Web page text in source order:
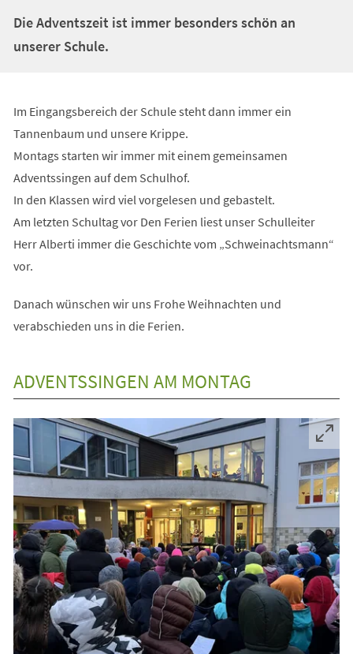
Die Adventszeit ist immer besonders schön an
unserer Schule.
Im Eingangsbereich der Schule steht dann immer ein
Tannenbaum und unsere Krippe.
Montags starten wir immer mit einem gemeinsamen
Adventssingen auf dem Schulhof.
In den Klassen wird viel vorgelesen und gebastelt.
Am letzten Schultag vor Den Ferien liest unser Schulleiter
Herr Alberti immer die Geschichte vom „Schweinachtsmann“
vor.
Danach wünschen wir uns Frohe Weihnachten und
verabschieden uns in die Ferien.
ADVENTSSINGEN AM MONTAG